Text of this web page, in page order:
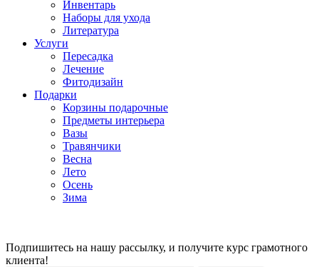
Инвентарь
Наборы для ухода
Литература
Услуги
Пересадка
Лечение
Фитодизайн
Подарки
Корзины подарочные
Предметы интерьера
Вазы
Травянчики
Весна
Лето
Осень
Зима
Подпишитесь на нашу рассылку, и получите курс грамотного
клиента!